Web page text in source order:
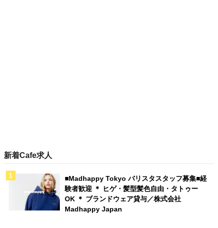
新着Cafe求人
■Madhappy Tokyo バリスタスタッフ募集■経
験者歓迎 ＊ ヒゲ・髪型髪色自由・タトゥー
OK ＊ ブランドウェア貸与／株式会社
Madhappy Japan